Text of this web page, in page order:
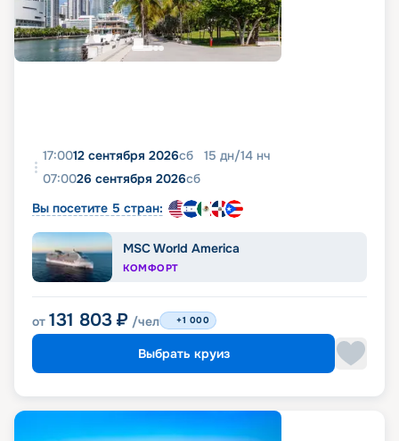
17:0012 сентября 2026сб 15 дн/14 нч
07:0026 сентября 2026сб
Вы посетите 5 стран:
MSC World America
КОМФОРТ
от 131 803 ₽ /чел +1 000
Выбрать круиз